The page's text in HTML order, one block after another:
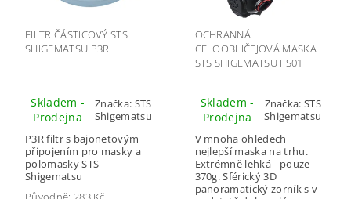
FILTR ČÁSTICOVÝ STS
SHIGEMATSU P3R
Skladem -
Prodejna
Značka: STS
Shigematsu
P3R filtr s bajonetovým
připojením pro masky a
polomasky STS
Shigematsu
OCHRANNÁ
CELOOBLIČEJOVÁ MASKA
STS SHIGEMATSU FS01
Skladem -
Prodejna
Značka:STS
Shigematsu
V mnoha ohledech
nejlepší maska na trhu.
Extrémně lehká - pouze
370g. Sférický 3D
panoramatický zorník s v